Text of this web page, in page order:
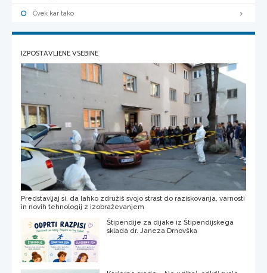
Čvek kar tako
IZPOSTAVLJENE VSEBINE
Predstavljaj si, da lahko združiš svojo strast do raziskovanja, varnosti
in novih tehnologij z izobraževanjem
Štipendije za dijake iz Štipendijskega
sklada dr. Janeza Drnovška